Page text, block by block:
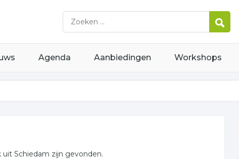
Agenda Aanbiedingen Workshops
Schiedam zijn gevonden.